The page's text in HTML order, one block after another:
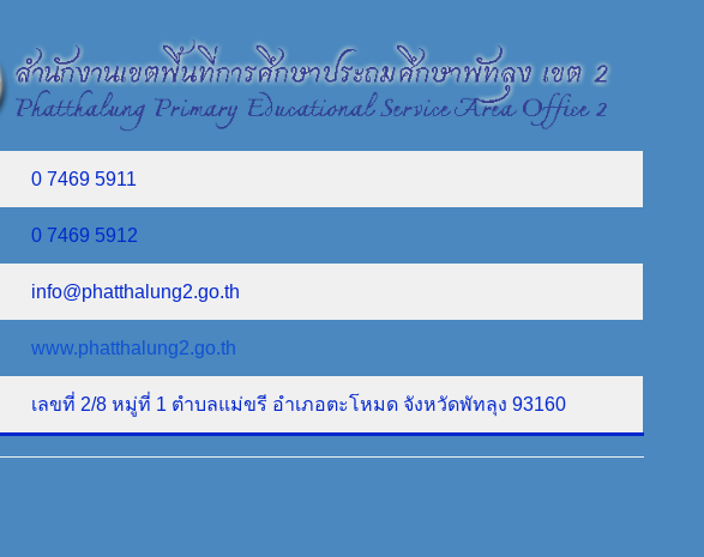
0 7469 5911
0 7469 5912
info@phatthalung2.go.th
www.phatthalung2.go.th
เลขที่ 2/8 หมู่ที่ 1 ตำบลแม่ขรี อำเภอตะโหมด จังหวัดพัทลุง 93160